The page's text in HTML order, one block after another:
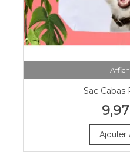
Sac Cabas
Ajouter